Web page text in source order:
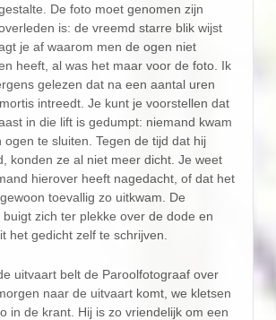
De foto moet genomen zijn
is: de vreemd starre blik wijst
je af waarom men de ogen niet
heeft, al was het maar voor de foto. Ik
gelezen dat na een aantal uren
intreedt. Je kunt je voorstellen dat
in die lift is gedumpt: niemand kwam
ogen te sluiten. Tegen de tijd dat hij
konden ze al niet meer dicht. Je weet
hierover heeft nagedacht, of dat het
toevallig zo uitkwam. De
zich ter plekke over de dode en
het gedicht zelf te schrijven.
uitvaart belt de Paroolfotograaf over
naar de uitvaart komt, we kletsen
in de krant. Hij is zo vriendelijk om een